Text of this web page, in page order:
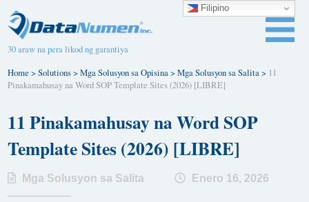
30 araw na pera likod ng garantiya
Home>Solutions>Mga Solusyon sa Opisina>Mga Solusyon sa Salita> 11
Pinakamahusay na Word SOP Template Sites (2026) [LIBRE]
11 Pinakamahusay na Word SOP
Template Sites (2026) [LIBRE]
Mga Solusyon sa Salita Enero 16, 2026
Filipino